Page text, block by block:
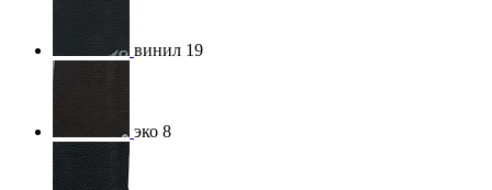
винил 19
эко 8